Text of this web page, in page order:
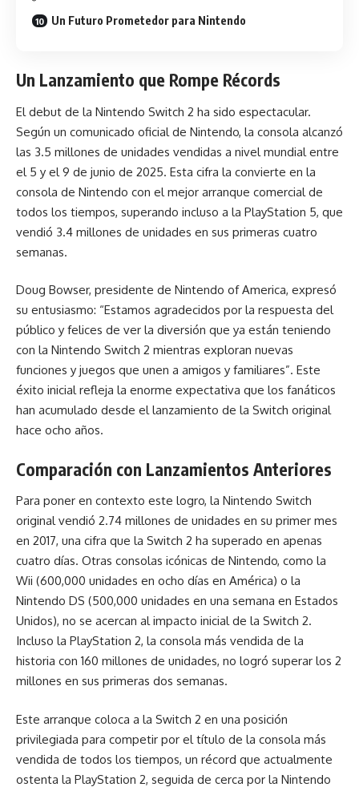
Un Futuro Prometedor para Nintendo
Un Lanzamiento que Rompe Récords
El debut de la Nintendo Switch 2 ha sido espectacular.
Según un comunicado oficial de Nintendo, la consola alcanzó
las 3.5 millones de unidades vendidas a nivel mundial entre
el 5 y el 9 de junio de 2025. Esta cifra la convierte en la
consola de Nintendo con el mejor arranque comercial de
todos los tiempos, superando incluso a la PlayStation 5, que
vendió 3.4 millones de unidades en sus primeras cuatro
semanas.
Doug Bowser, presidente de Nintendo of America, expresó
su entusiasmo: “Estamos agradecidos por la respuesta del
público y felices de ver la diversión que ya están teniendo
con la Nintendo Switch 2 mientras exploran nuevas
funciones y juegos que unen a amigos y familiares”. Este
éxito inicial refleja la enorme expectativa que los fanáticos
han acumulado desde el lanzamiento de la Switch original
hace ocho años.
Comparación con Lanzamientos Anteriores
Para poner en contexto este logro, la Nintendo Switch
original vendió 2.74 millones de unidades en su primer mes
en 2017, una cifra que la Switch 2 ha superado en apenas
cuatro días. Otras consolas icónicas de Nintendo, como la
Wii (600,000 unidades en ocho días en América) o la
Nintendo DS (500,000 unidades en una semana en Estados
Unidos), no se acercan al impacto inicial de la Switch 2.
Incluso la PlayStation 2, la consola más vendida de la
historia con 160 millones de unidades, no logró superar los 2
millones en sus primeras dos semanas.
Este arranque coloca a la Switch 2 en una posición
privilegiada para competir por el título de la consola más
vendida de todos los tiempos, un récord que actualmente
ostenta la PlayStation 2, seguida de cerca por la Nintendo